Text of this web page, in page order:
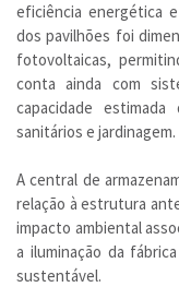
eficiência energética
dos pavilhões foi
fotovoltaicas,
conta ainda com
capacidade
sanitários e jardinagem.
A central de
relação à estrutura
impacto ambiental
a iluminação da
sustentável.